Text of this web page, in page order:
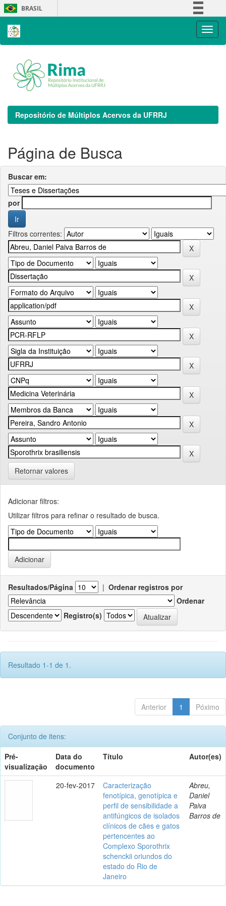
Skip
navigation
BRASIL
Repositório de Múltiplos Acervos da UFRRJ
Página de Busca
Buscar em:
por
Filtros correntes:
Retornar valores
Adicionar filtros:
Utilizar filtros para refinar o resultado de busca.
Resultados/Página | Ordenar registros por
Ordenar
Registro(s)
Resultado 1-1 de 1.
Anterior 1 Póximo
Conjunto de itens:
Pré-
visualização
Data do
documento
Título Autor(es)
20-fev-2017
Caracterização
fenotípica, genotípica e
perfil de sensibilidade a
antifúngicos de isolados
clínicos de cães e gatos
pertencentes ao
Complexo Sporothrix
schenckii oriundos do
estado do Rio de
Janeiro
Abreu,
Daniel
Paiva
Barros de